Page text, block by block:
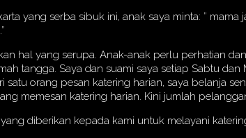
yang serba sibuk ini, anak saya minta: ”
hal yang serupa. Anak-anak perlu perhatian
tangga. Saya dan suami saya setiap Sabtu
satu orang pesan katering harian, saya belanja
memesan katering harian. Kini jumlah
diberikan kepada kami untuk melayani